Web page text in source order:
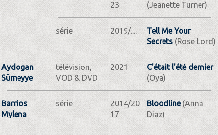
23
(Jeanette Turner)
série 2019/....
Tell Me Your
Secrets(Rose Lord)
Aydogan
Sümeyye
télévision,
VOD & DVD
2021
C'était l'été dernier
(Oya)
Barrios
Mylena
série
2014/20
17
Bloodline(Anna
Diaz)